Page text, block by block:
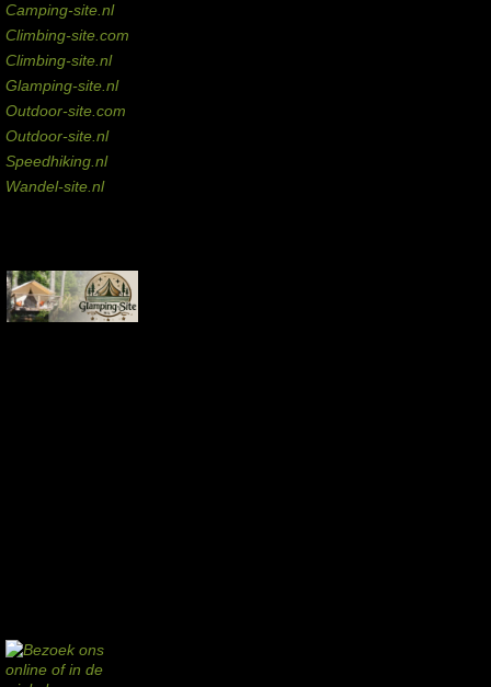
Camping-site.nl
Climbing-site.com
Climbing-site.nl
Glamping-site.nl
Outdoor-site.com
Outdoor-site.nl
Speedhiking.nl
Wandel-site.nl